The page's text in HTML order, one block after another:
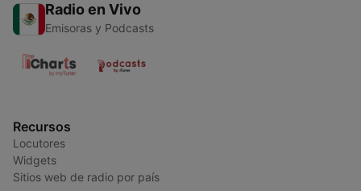
Radio en Vivo
Emisoras y Podcasts
Recursos
Locutores
Widgets
Sitios web de radio por país